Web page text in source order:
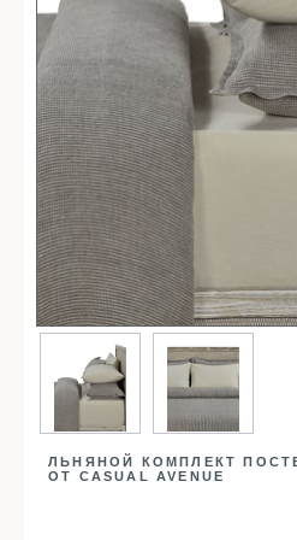
Маски
Для
ЛЬНЯНОЙ КОМПЛЕКТ
ОТ CASUAL AVENUE